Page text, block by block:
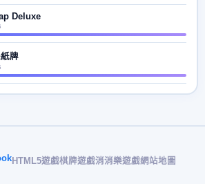
Deluxe
牌
HTML5遊戲棋牌遊戲消消樂遊戲網站地圖